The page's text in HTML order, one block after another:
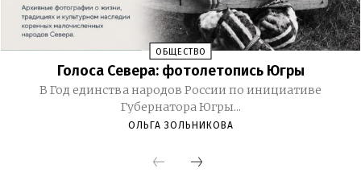
ОБЩЕСТВО
Голоса Севера: фотолетопись Югры
В Год единства народов России по инициативе
Губернатора Югры...
ОЛЬГА ЗОЛЬНИКОВА